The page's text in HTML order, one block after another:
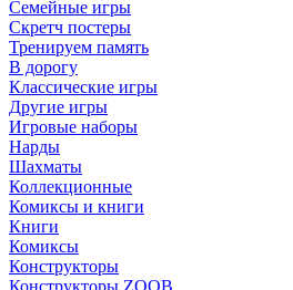
Семейные игры
Скретч постеры
Тренируем память
В дорогу
Классические игры
Другие игры
Игровые наборы
Нарды
Шахматы
Коллекционные
Комиксы и книги
Книги
Комиксы
Конструкторы
Конструкторы ZOOB